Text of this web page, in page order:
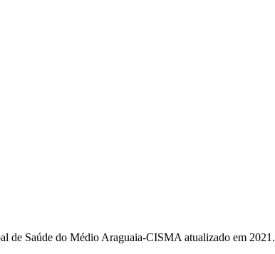
de Saúde do Médio Araguaia-CISMA atualizado em 2021.